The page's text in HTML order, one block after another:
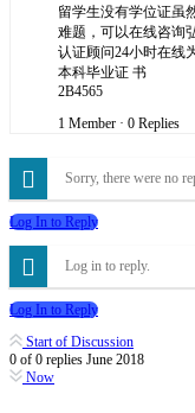
留学生没有学位证虽
难题，可以在线咨询
认证顾问24小时在线
本科毕业证 书
2B4565
1 Member · 0 Replies
Sorry, there were no
Log In to Reply
Log in to reply.
Log In to Reply
Start of Discussion
0 of 0 replies June 2018
Now